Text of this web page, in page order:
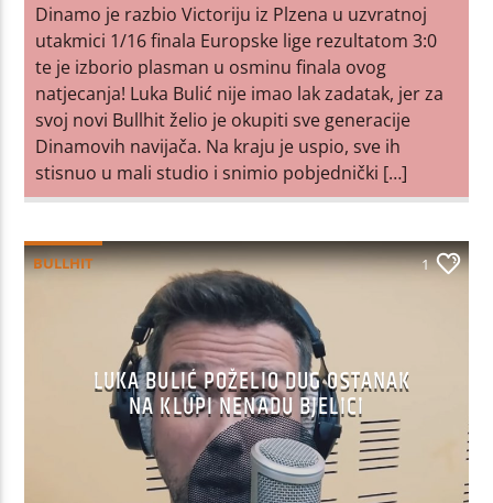
Dinamo je razbio Victoriju iz Plzena u uzvratnoj
utakmici 1/16 finala Europske lige rezultatom 3:0
te je izborio plasman u osminu finala ovog
natjecanja! Luka Bulić nije imao lak zadatak, jer za
svoj novi Bullhit želio je okupiti sve generacije
Dinamovih navijača. Na kraju je uspio, sve ih
stisnuo u mali studio i snimio pobjednički […]
BULLHIT 1
LUKA BULIĆ POŽELIO DUG OSTANAK
NA KLUPI NENADU BJELICI